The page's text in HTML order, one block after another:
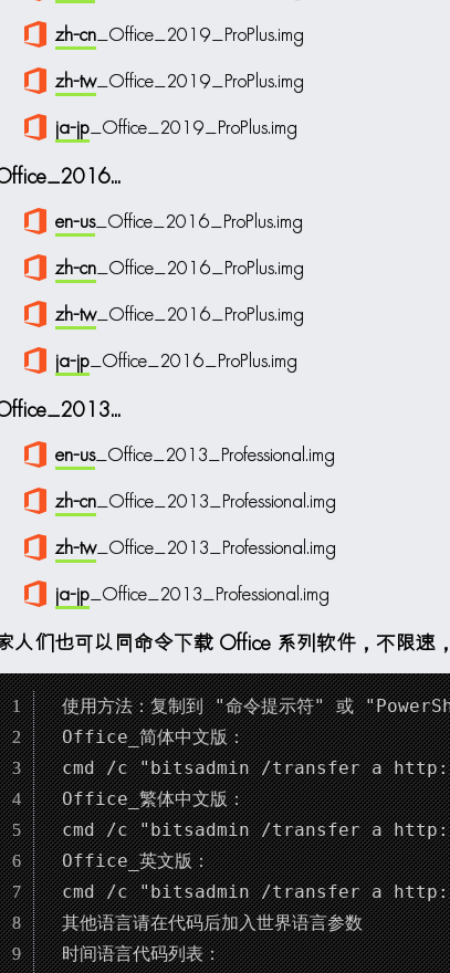
zh-cn _Office_2019_ProPlus.img
zh-tw_Office_2019_ProPlus.img
ja-jp _Office_2019_ProPlus.img
en-us_Office_2016_ProPlus.img
zh-cn _Office_2016_ProPlus.img
zh-tw_Office_2016_ProPlus.img
ja-jp _Office_2016_ProPlus.img
en-us_Office_2013_Professional.img
zh-cn _Office_2013_Professional.img
zh-tw_Office_2013_Professional.img
ja-jp _Office_2013_Professional.img
人们也可以同命令下载 Office 系列软件，不限速
使用方法：复制到 "命令提示符" 或
Office_简体中文版：
cmd /c "bitsadmin /transfer a http://
Office_繁体中文版：
cmd /c "bitsadmin /transfer a http://
Office_英文版：
cmd /c "bitsadmin /transfer a http://
其他语言请在代码后加入世界语言参数
时间语言代码列表：